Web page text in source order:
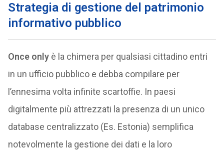
Strategia di gestione del patrimonio
informativo pubblico
Once onlyè la chimera per qualsiasi cittadino entri
in un ufficio pubblico e debba compilare per
l’ennesima volta infinite scartoffie. In paesi
digitalmente più attrezzati la presenza di un unico
database centralizzato (Es. Estonia) semplifica
notevolmente la gestione dei dati e la loro